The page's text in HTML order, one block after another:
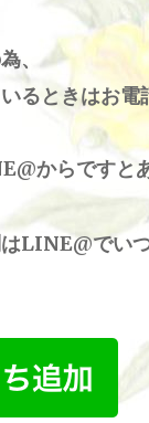
、
るときはお電
からですと
LINE@でい